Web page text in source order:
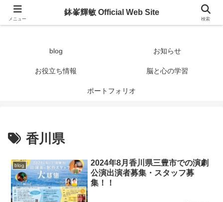
鉢峯輝敏 Official Web Site
blog お知らせ
お役立ち情報 脳と心の学習
ポートフォリオ
香川県
blog
2024年8月香川県三豊市での演劇
公演出演者募集・スタッフ募
集！！
メニュー
鉢峯輝敏 Official Web Site
検索